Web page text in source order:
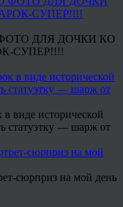
ДЛЯ ДОЧКИ КО
СУПЕР!!!!
виде исторической
статуэтку — шарж от
сюрприз на мой день